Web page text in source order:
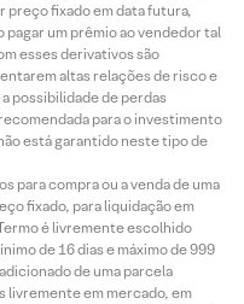
preço fixado em data futura,
um prêmio ao vendedor tal
esses derivativos são
altas relações de risco e
possibilidade de perdas
para o investimento
está garantido neste tipo de
para compra ou a venda de uma
fixado, para liquidação em
é livremente escolhido
de 16 dias e máximo de 999
de uma parcela
livremente em mercado, em